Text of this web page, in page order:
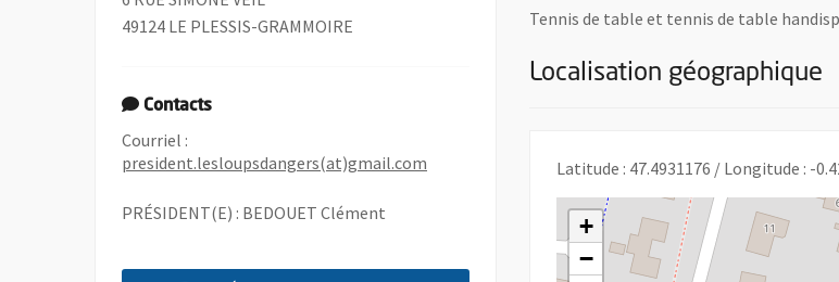
Tennis de table et tennis de table
Localisation géographique
Latitude : 47.4931176 / Longitude : -
+
−
49124 LE PLESSIS-GRAMMOIRE
Contacts
Courriel :
president.lesloupsdangers(at)gmail.com , Ouvre une nouvelle fenêtre
PRÉSIDENT(E) : BEDOUET Clément